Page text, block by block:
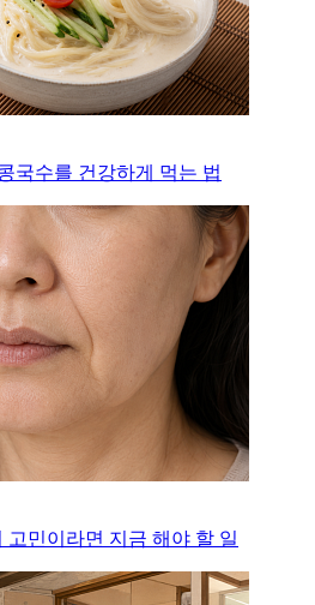
국수를 건강하게 먹는 법
고민이라면 지금 해야 할 일